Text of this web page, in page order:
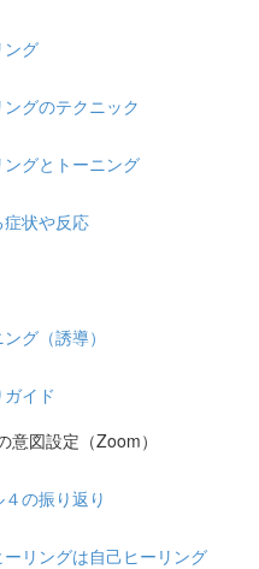
ング
グのテクニック
グとトーニング
状や反応
グ（誘導）
イド
図設定（Zoom）
の振り返り
リングは自己ヒーリング